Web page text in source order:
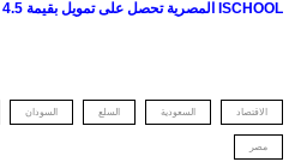
ISCHOOL
المصرية تحصل على تمويل بقيمة 4.5 ملايين دولار
الاقتصاد السعودية السلع السودان
مصر